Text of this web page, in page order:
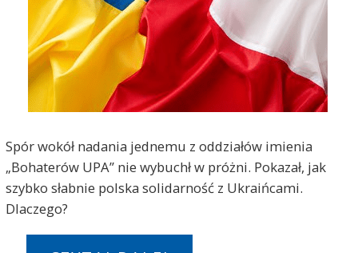
Spór wokół nadania jednemu z oddziałów imienia
„Bohaterów UPA” nie wybuchł w próżni. Pokazał, jak
szybko słabnie polska solidarność z Ukraińcami.
Dlaczego?